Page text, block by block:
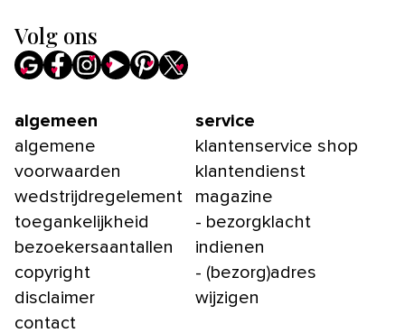
Volg ons
algemeen
algemene
voorwaarden
wedstrijdregelement
toegankelijkheid
bezoekersaantallen
copyright
disclaimer
contact
service
klantenservice shop
klantendienst
magazine
- bezorgklacht
indienen
- (bezorg)adres
wijzigen